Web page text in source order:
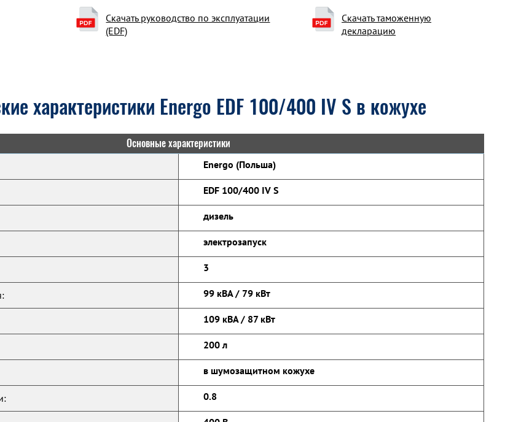
Скачать руководство по эксплуатации
(EDF)
Скачать таможенную
декларацию
характеристики Energo EDF 100/400 IV S в кожухе
Основные характеристики
Energo (Польша)
EDF 100/400 IV S
дизель
электрозапуск
3
99 кВА / 79 кВт
109 кВА / 87 кВт
200 л
в шумозащитном кожухе
0.8